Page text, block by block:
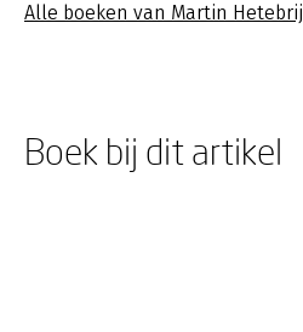
Alle boeken van Martin Hetebrij
Boek bij dit artikel